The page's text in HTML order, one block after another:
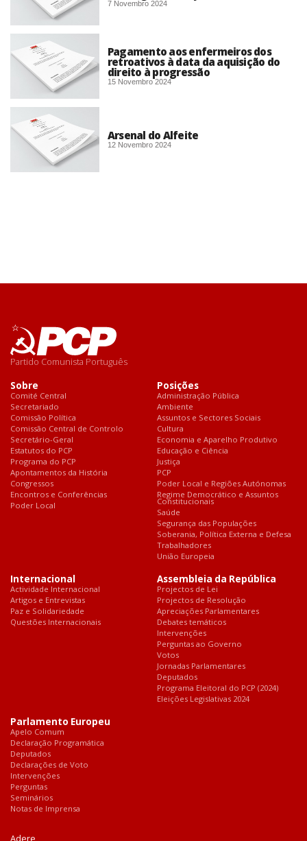
7 Novembro 2024
Pagamento aos enfermeiros dos
retroativos à data da aquisição do
direito à progressão
15 Novembro 2024
Arsenal do Alfeite
12 Novembro 2024
Partido Comunista Português
Sobre
Comité Central
Secretariado
Comissão Política
Comissão Central de Controlo
Secretário-Geral
Estatutos do PCP
Programa do PCP
Apontamentos da História
Congressos
Encontros e Conferências
Poder Local
Posições
Administração Pública
Ambiente
Assuntos e Sectores Sociais
Cultura
Economia e Aparelho Produtivo
Educação e Ciência
Justiça
PCP
Poder Local e Regiões Autónomas
Regime Democrático e Assuntos
Constitucionais
Saúde
Segurança das Populações
Soberania, Política Externa e Defesa
Trabalhadores
União Europeia
Internacional
Actividade Internacional
Artigos e Entrevistas
Paz e Solidariedade
Questões Internacionais
Assembleia da República
Projectos de Lei
Projectos de Resolução
Apreciações Parlamentares
Debates temáticos
Intervenções
Perguntas ao Governo
Votos
Jornadas Parlamentares
Deputados
Programa Eleitoral do PCP (2024)
Eleições Legislativas 2024
Parlamento Europeu
Apelo Comum
Declaração Programática
Deputados
Declarações de Voto
Intervenções
Perguntas
Seminários
Notas de Imprensa